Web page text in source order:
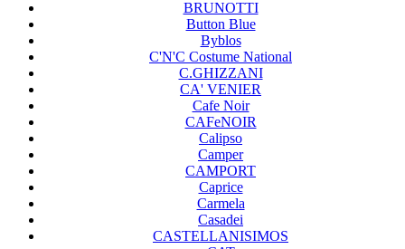
BRUNOTTI
Button Blue
Byblos
C'N'C Costume National
C.GHIZZANI
CA' VENIER
Cafe Noir
CAFeNOIR
Calipso
Camper
CAMPORT
Caprice
Carmela
Casadei
CASTELLANISIMOS